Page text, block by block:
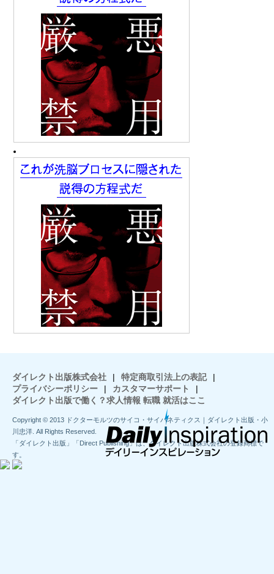
ダイレクト出版株式会社 | 特定商取引法上の表記
|
プライバシーポリシー
| カスタマーサポート
|
ダイレクト出版で働く？求人情報 転職 就活はここ
Copyright © 2013 ドクターモルツのサイコ・サイバネティクス｜ダイレクト出版・小
川忠洋. All Rights Reserved.
「ダイレクト出版」「Direct Publishing」は、ダイレクト出版株式会社の登録商標で
す。